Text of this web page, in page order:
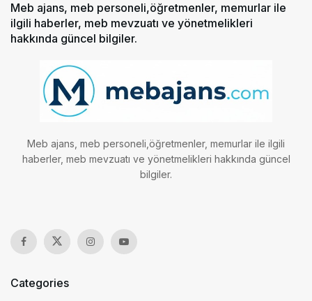
Meb ajans, meb personeli,öğretmenler, memurlar ile
ilgili haberler, meb mevzuatı ve yönetmelikleri
hakkında güncel bilgiler.
Meb ajans, meb personeli,öğretmenler, memurlar ile ilgili
haberler, meb mevzuatı ve yönetmelikleri hakkında güncel
bilgiler.
Categories